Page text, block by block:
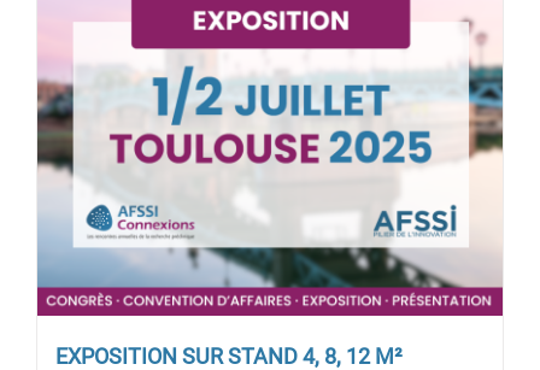
EXPOSITION SUR STAND 4, 8, 12 M²